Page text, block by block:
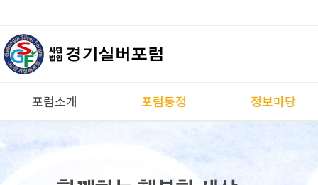
포럼소개 포럼동정 정보마당